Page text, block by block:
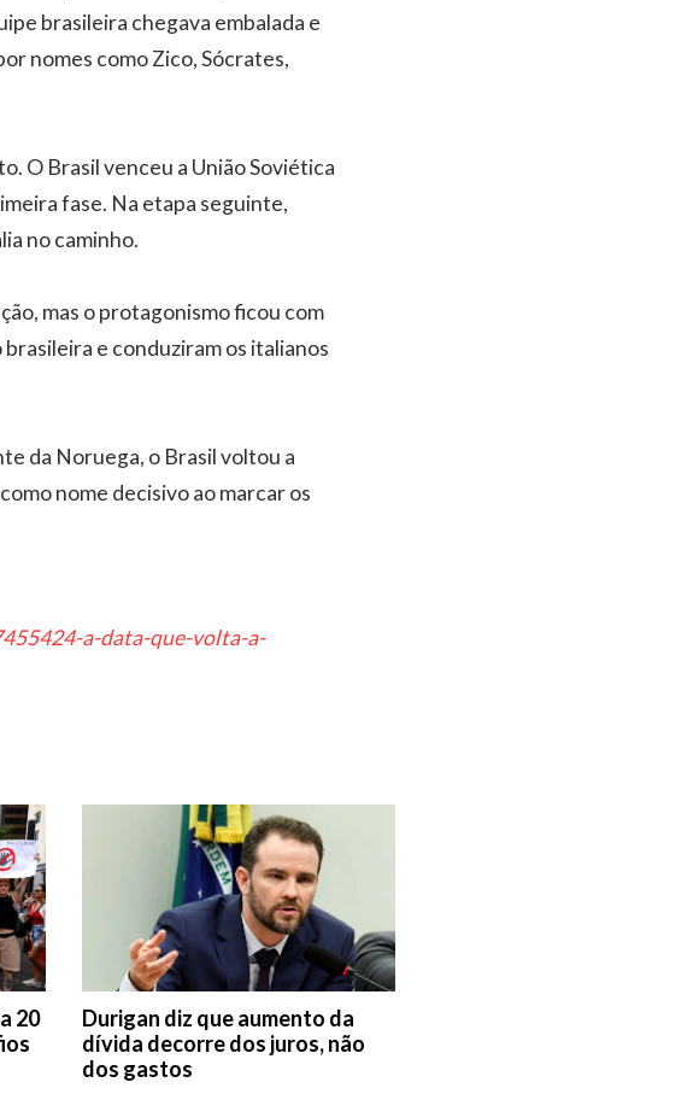
brasileira chegava embalada e
nomes como Zico, Sócrates,
O Brasil venceu a União Soviética
fase. Na etapa seguinte,
no caminho.
mas o protagonismo ficou com
e conduziram os italianos
da Noruega, o Brasil voltou a
nome decisivo ao marcar os
a-data-que-volta-a-
20
Durigan diz que aumento da
dívida decorre dos juros, não
dos gastos